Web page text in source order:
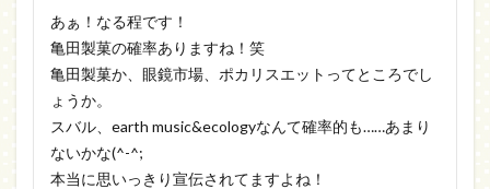
あぁ！なる程です！
亀田製菓の確率ありますね！笑
亀田製菓か、眼鏡市場、ポカリスエットってところでし
ょうか。
スバル、earth music&ecologyなんて確率的も……あまり
ないかな(^-^;
本当に思いっきり宣伝されてますよね！